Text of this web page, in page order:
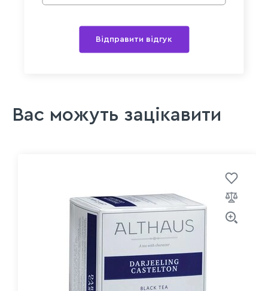
Відправити відгук
Вас можуть зацікавити